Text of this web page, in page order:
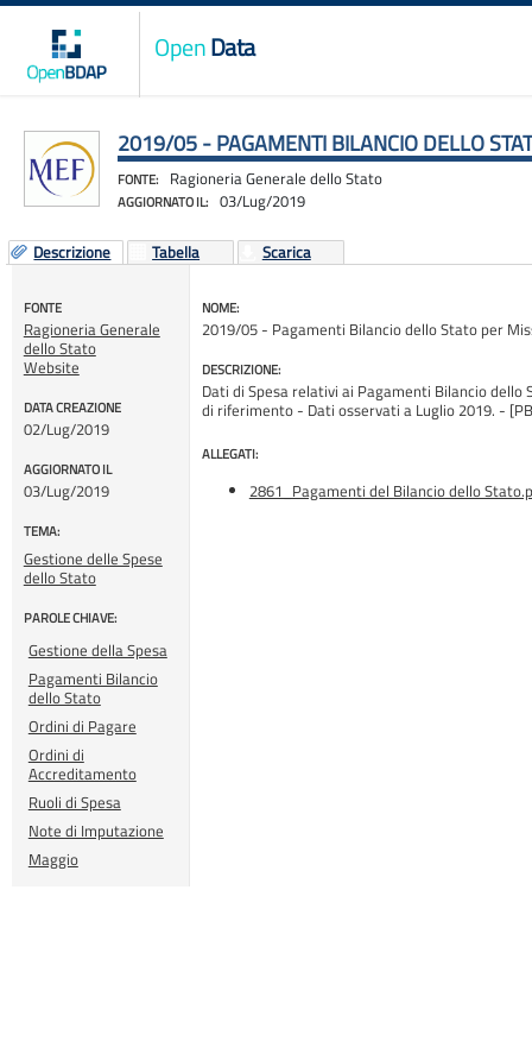
OpenData
2019/05 - PAGAMENTI BILANCIO DELLO
FONTE: Ragioneria Generale dello Stato
AGGIORNATO IL: 03/Lug/2019
Descrizione Tabella Scarica
FONTE
Ragioneria Generale
dello Stato
Website
DATA CREAZIONE
02/Lug/2019
AGGIORNATO IL
03/Lug/2019
TEMA:
Gestione delle Spese
dello Stato
PAROLE CHIAVE:
Gestione della Spesa
Pagamenti Bilancio
dello Stato
Ordini di Pagare
Ordini di
Accreditamento
Ruoli di Spesa
Note di Imputazione
Maggio
NOME:
2019/05 - Pagamenti Bilancio dello Stato per
DESCRIZIONE:
Dati di Spesa relativi ai Pagamenti Bilancio
di riferimento - Dati osservati a Luglio 2019. -
ALLEGATI:
2861_Pagamenti del Bilancio dello